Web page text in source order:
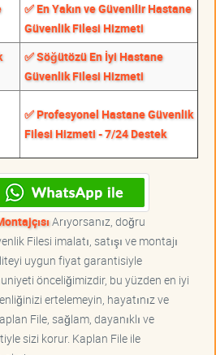
✅ En Yakın ve Güvenilir Hastane
Güvenlik Filesi Hizmeti
✅ Söğütözü En İyi Hastane
Güvenlik Filesi Hizmeti
✅ Profesyonel Hastane Güvenlik
Filesi Hizmeti - 7/24 Destek
Arıyorsanız, doğru
Filesi imalatı, satışı ve montajı
uygun fiyat garantisiyle
önceliğimizdir, bu yüzden en iyi
ertelemeyin, hayatınız ve
File, sağlam, dayanıklı ve
sizi korur. Kaplan File ile